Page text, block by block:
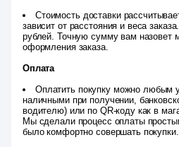
Стоимость доставки
зависит от расстояния и веса
рублей. Точную сумму вам назовет
оформления заказа.
Оплата
Оплатить покупку можно любым
наличными при получении,
водителю) или по QR-коду как в
Мы сделали процесс оплаты
было комфортно совершать покупки.